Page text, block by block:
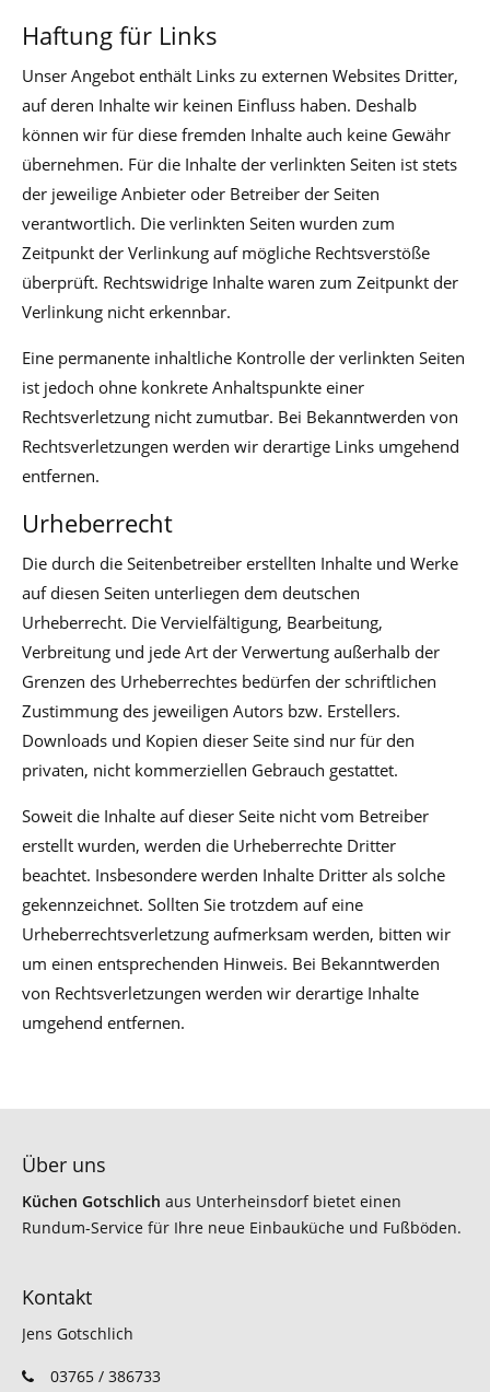
Haftung für Links
Unser Angebot enthält Links zu externen Websites Dritter,
auf deren Inhalte wir keinen Einfluss haben. Deshalb
können wir für diese fremden Inhalte auch keine Gewähr
übernehmen. Für die Inhalte der verlinkten Seiten ist stets
der jeweilige Anbieter oder Betreiber der Seiten
verantwortlich. Die verlinkten Seiten wurden zum
Zeitpunkt der Verlinkung auf mögliche Rechtsverstöße
überprüft. Rechtswidrige Inhalte waren zum Zeitpunkt der
Verlinkung nicht erkennbar.
Eine permanente inhaltliche Kontrolle der verlinkten Seiten
ist jedoch ohne konkrete Anhaltspunkte einer
Rechtsverletzung nicht zumutbar. Bei Bekanntwerden von
Rechtsverletzungen werden wir derartige Links umgehend
entfernen.
Urheberrecht
Die durch die Seitenbetreiber erstellten Inhalte und Werke
auf diesen Seiten unterliegen dem deutschen
Urheberrecht. Die Vervielfältigung, Bearbeitung,
Verbreitung und jede Art der Verwertung außerhalb der
Grenzen des Urheberrechtes bedürfen der schriftlichen
Zustimmung des jeweiligen Autors bzw. Erstellers.
Downloads und Kopien dieser Seite sind nur für den
privaten, nicht kommerziellen Gebrauch gestattet.
Soweit die Inhalte auf dieser Seite nicht vom Betreiber
erstellt wurden, werden die Urheberrechte Dritter
beachtet. Insbesondere werden Inhalte Dritter als solche
gekennzeichnet. Sollten Sie trotzdem auf eine
Urheberrechtsverletzung aufmerksam werden, bitten wir
um einen entsprechenden Hinweis. Bei Bekanntwerden
von Rechtsverletzungen werden wir derartige Inhalte
umgehend entfernen.
Über uns
Küchen Gotschlich aus Unterheinsdorf bietet einen
Rundum-Service für Ihre neue Einbauküche und Fußböden.
Kontakt
Jens Gotschlich
03765 / 386733